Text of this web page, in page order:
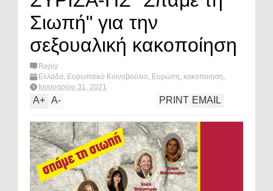
Σιωπή" για την
σεξουαλική κακοποίηση
Reply
Ελλαδα, Ευρωπαϊκό Κοινοβούλιο, Ευρώπη, κακοποιηση,
κοινωνία,σεξουαλική βία
Ιανουαρίου 31, 2021
A+ A- EMAIL
PRINT